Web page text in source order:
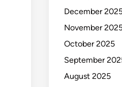
December
November
October 2025
September
August 2025